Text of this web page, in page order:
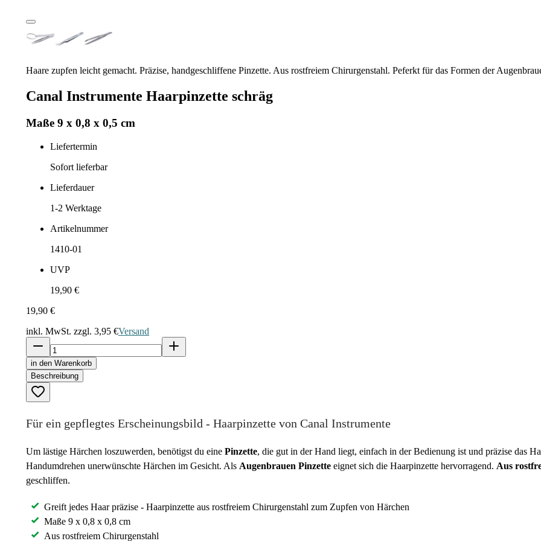
Haare zupfen leicht gemacht. Präzise, handgeschliffene Pinzette. Aus rostfreiem Chirurgenstahl. Peferkt für das Formen der
Canal Instrumente Haarpinzette schräg
Maße 9 x 0,8 x 0,5 cm
Liefertermin
Sofort lieferbar
Lieferdauer
1-2 Werktage
Artikelnummer
1410-01
UVP
19,90 €
19,90 €
inkl. MwSt. zzgl. 3,95 €Versand
in den Warenkorb
Beschreibung
Für ein gepflegtes Erscheinungsbild - Haarpinzette von Canal Instrumente
Um lästige Härchen loszuwerden, benötigst du eine Pinzette, die gut in der Hand liegt, einfach in der Bedienung ist und präzise das
Handumdrehen unerwünschte Härchen im Gesicht. Als Augenbrauen Pinzette eignet sich die Haarpinzette hervorragend. Aus
geschliffen.
Greift jedes Haar präzise - Haarpinzette aus rostfreiem Chirurgenstahl zum Zupfen von Härchen
Maße 9 x 0,8 x 0,8 cm
Aus rostfreiem Chirurgenstahl